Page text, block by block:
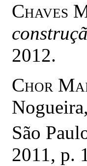
Chaves
2012.
Chor
São
2011, p.